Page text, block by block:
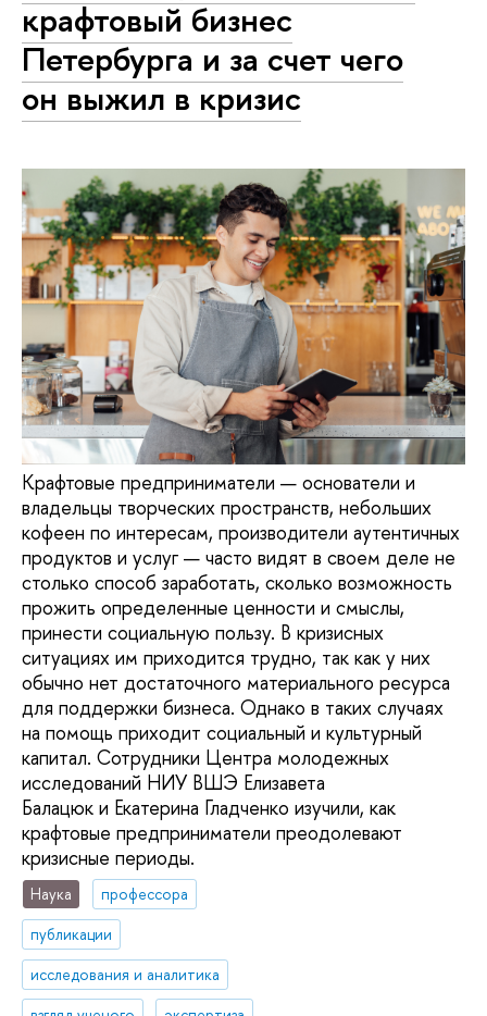
крафтовый бизнес
Петербурга и за счет чего
он выжил в кризис
Крафтовые предприниматели — основатели и
владельцы творческих пространств, небольших
кофеен по интересам, производители аутентичных
продуктов и услуг — часто видят в своем деле не
столько способ заработать, сколько возможность
прожить определенные ценности и смыслы,
принести социальную пользу. В кризисных
ситуациях им приходится трудно, так как у них
обычно нет достаточного материального ресурса
для поддержки бизнеса. Однако в таких случаях
на помощь приходит социальный и культурный
капитал. Сотрудники Центра молодежных
исследований НИУ ВШЭ Елизавета
Балацюк и Екатерина Гладченко изучили, как
крафтовые предприниматели преодолевают
кризисные периоды.
Наука
профессора
публикации
исследования и аналитика